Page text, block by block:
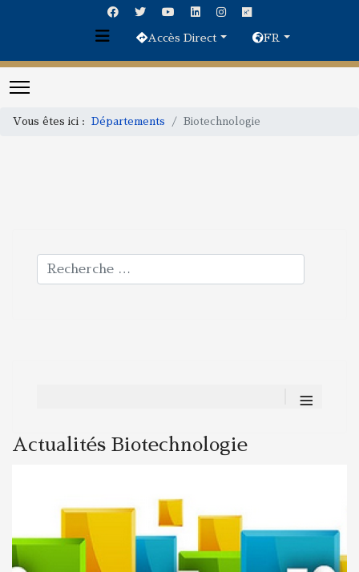
Accès Direct FR
Vous êtes ici : Départements Biotechnologie
Rechercher
≡
Actualités Biotechnologie